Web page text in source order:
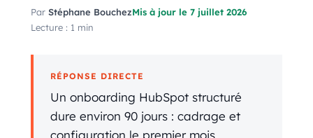
Par Stéphane BouchezMis à jour le 7 juillet 2026
Lecture : 1 min
RÉPONSE DIRECTE
Un onboarding HubSpot structuré
dure environ 90 jours : cadrage et
configuration le premier mois,